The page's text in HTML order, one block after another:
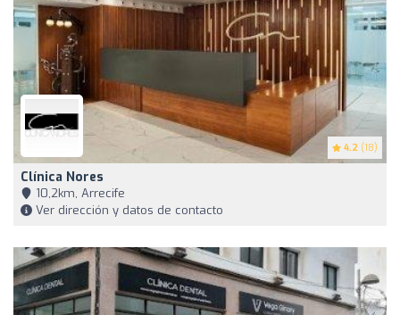
4.2 (18)
Clínica Nores
10,2km, Arrecife
Ver dirección y datos de contacto